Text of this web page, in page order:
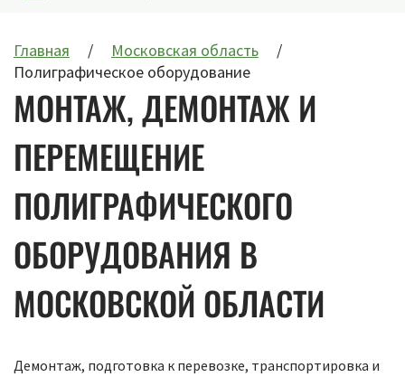
Главная
Московская область
Полиграфическое оборудование
МОНТАЖ, ДЕМОНТАЖ И
ПЕРЕМЕЩЕНИЕ
ПОЛИГРАФИЧЕСКОГО
ОБОРУДОВАНИЯ В
МОСКОВСКОЙ ОБЛАСТИ
Демонтаж, подготовка к перевозке, транспортировка и